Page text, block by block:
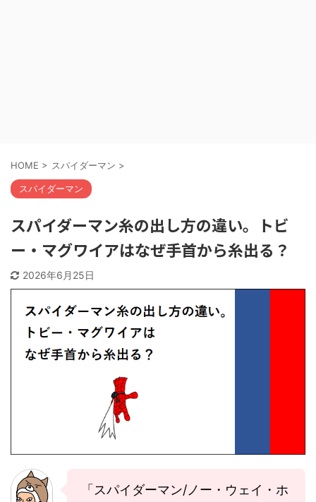
HOME > スパイダーマン >
スパイダーマン
スパイダーマン糸の出し方の違い。トビ
ー・マグワイアはなぜ手首から糸出る？
2026年6月25日
「スパイダーマン/ノー・ウェイ・ホ